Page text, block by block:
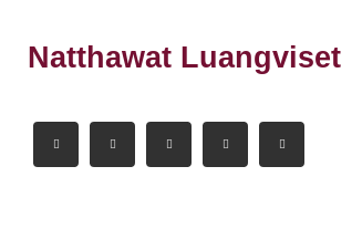
Natthawat Luangviset